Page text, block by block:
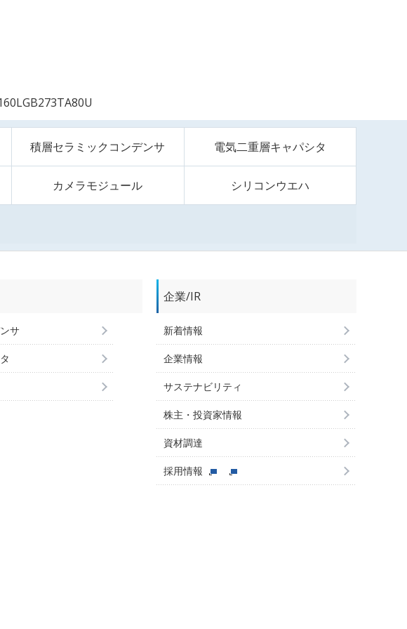
積層セラミックコンデンサ 電気二重層キャパシタ
カメラモジュール シリコンウエハ
サ
企業/IR
新着情報
企業情報
サステナビリティ
株主・投資家情報
資材調達
採用情報